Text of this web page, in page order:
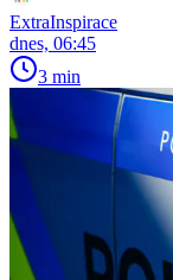
ExtraInspirace
dnes, 06:45
3 min